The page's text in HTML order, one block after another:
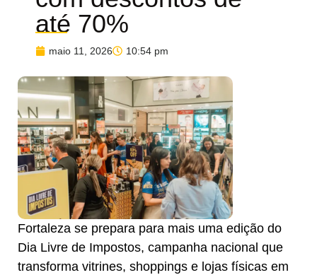
até 70%
maio 11, 2026 10:54 pm
Fortaleza se prepara para mais uma edição do
Dia Livre de Impostos, campanha nacional que
transforma vitrines, shoppings e lojas físicas em